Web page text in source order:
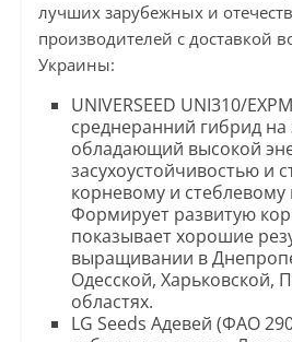
лучших зарубежных и
производителей с доставкой
Украины:
UNIVERSEED UNI310/
среднеранний гибрид на
обладающий высокой
засухоустойчивостью и
корневому и
Формирует развитую
показывает хорошие
выращивании в
Одесской, Харьковской,
областях.
LG Seeds Адевей (ФАО